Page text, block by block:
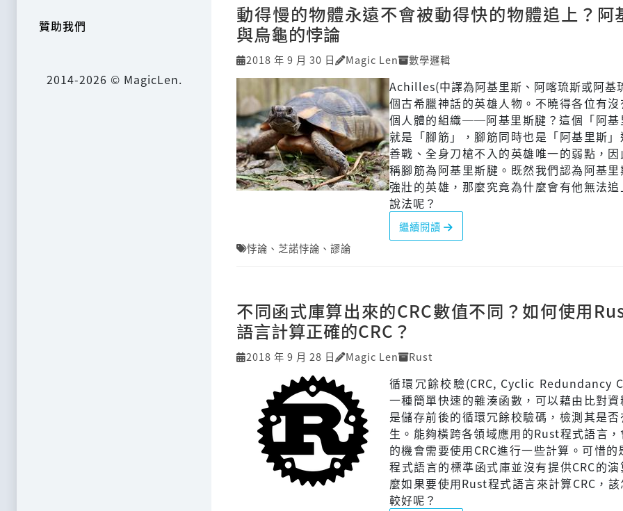
贊助我們
2014-2026 © MagicLen.
動得慢的物體永遠不會被動得快的物體追上？阿
與烏龜的悖論
2018 年 9 月 30 日 Magic Len 數學邏輯
Achilles(中譯為阿基里斯、阿喀琉斯或阿基
個古希臘神話的英雄人物。不曉得各位有沒
個人體的組織──阿基里斯腱？這個「阿基
就是「腳筋」，腳筋同時也是「阿基里斯」
善戰、全身刀槍不入的英雄唯一的弱點，因
稱腳筋為阿基里斯腱。既然我們認為阿基里
強壯的英雄，那麼究竟為什麼會有他無法追
說法呢？
繼續閱讀
悖論 、 芝諾悖論 、 謬論
不同函式庫算出來的CRC數值不同？如何使用
語言計算正確的CRC？
2018 年 9 月 28 日 Magic Len Rust
循環冗餘校驗(CRC, Cyclic Redundancy
一種簡單快速的雜湊函數，可以藉由比對資
是儲存前後的循環冗餘校驗碼，檢測其是
生。能夠橫跨各領域應用的Rust程式語言，
的機會需要使用CRC進行一些計算。可惜的
程式語言的標準函式庫並沒有提供CRC的演
麼如果要使用Rust程式語言來計算CRC，
較好呢？